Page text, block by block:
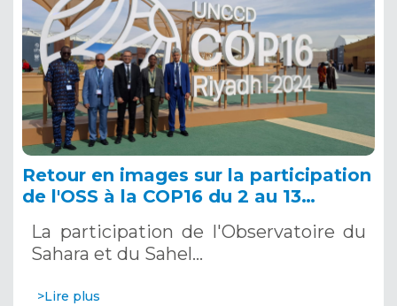
Retour en images sur la participation
de l'OSS à la COP16 du 2 au 13
Saoudite
La participation de l'Observatoire du
Sahara et du Sahel…
>Lire plus